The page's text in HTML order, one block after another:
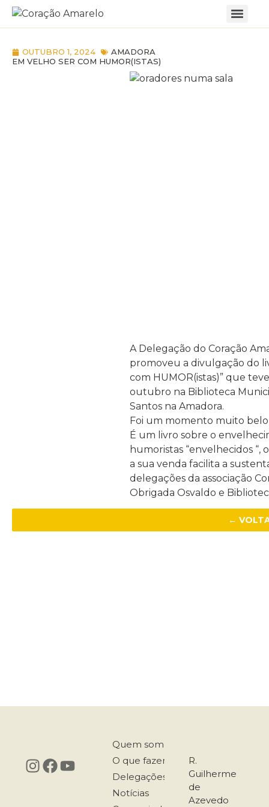
OUTUBRO 1, 2024
AMADORA
EM VELHO SER COM HUMOR(ISTAS)
A Delegação do Coração
promoveu a divulgação do
com HUMOR(istas)” que
outubro na Biblioteca
Santos na Amadora.
Foi um momento muito
É um livro sobre o
humoristas “envelhecidos
a sua venda facilita a
delegações da associação
Obrigada Osvaldo e
←
Quem somos
O que fazemos
Delegações
Notícias
R.
Guilherme
de
Azevedo